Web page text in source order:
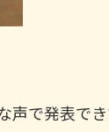
声で発表で